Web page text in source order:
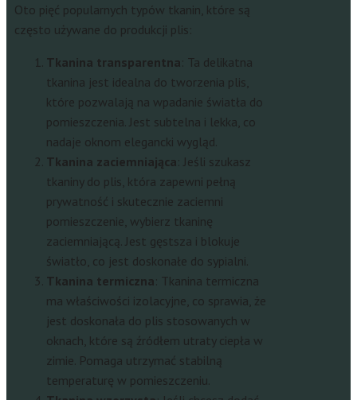
Oto pięć popularnych typów tkanin, które są
często używane do produkcji plis:
Tkanina transparentna : Ta delikatna
tkanina jest idealna do tworzenia plis,
które pozwalają na wpadanie światła do
pomieszczenia. Jest subtelna i lekka, co
nadaje oknom elegancki wygląd.
Tkanina zaciemniająca : Jeśli szukasz
tkaniny do plis, która zapewni pełną
prywatność i skutecznie zaciemni
pomieszczenie, wybierz tkaninę
zaciemniającą. Jest gęstsza i blokuje
światło, co jest doskonałe do sypialni.
Tkanina termiczna : Tkanina termiczna
ma właściwości izolacyjne, co sprawia, że
jest doskonała do plis stosowanych w
oknach, które są źródłem utraty ciepła w
zimie. Pomaga utrzymać stabilną
temperaturę w pomieszczeniu.